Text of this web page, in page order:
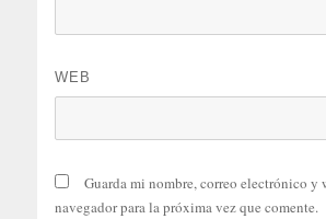
WEB
Guarda mi nombre, correo electrónico y
navegador para la próxima vez que comente.